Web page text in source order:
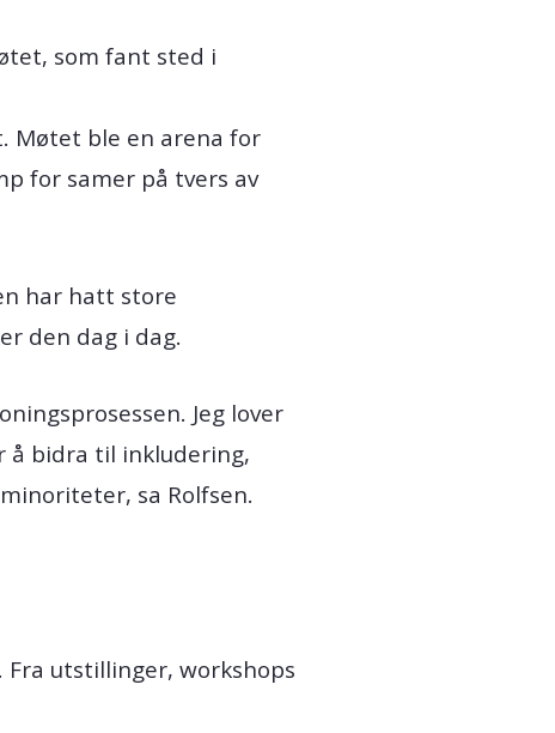
som fant sted i
Møtet ble en arena for
for samer på tvers av
har hatt store
den dag i dag.
Jeg lover
å bidra til inkludering,
sa Rolfsen.
utstillinger, workshops